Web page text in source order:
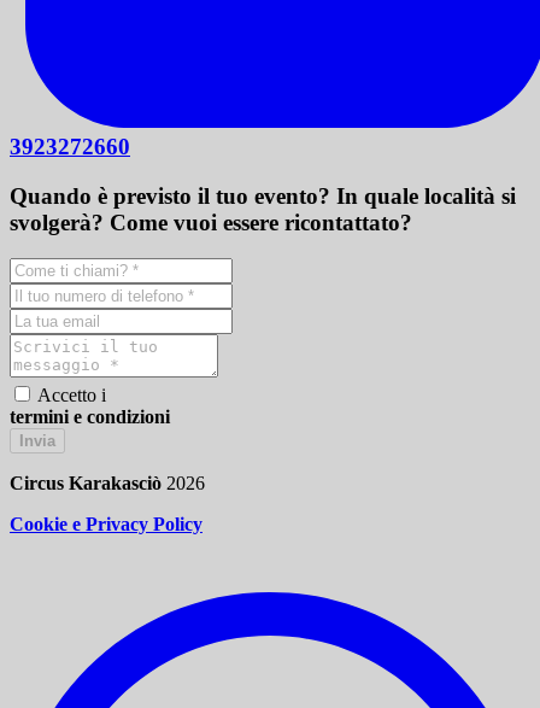
3923272660
Quando è previsto il tuo evento? In quale località si
svolgerà? Come vuoi essere ricontattato?
Accetto i
termini e condizioni
Invia
Circus Karakasciò 2026
Cookie e Privacy Policy